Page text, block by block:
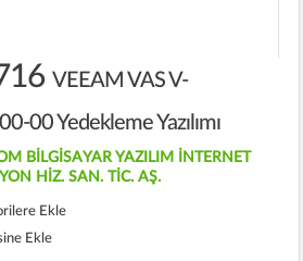
VEEAM VAS V-
00 Yedekleme Yazılımı
BİLGİSAYAR YAZILIM İNTERNET
HİZ. SAN. TİC. AŞ.
Ekle
Ekle